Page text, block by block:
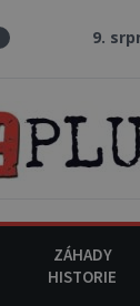
1969 : V Los
ZÁHADY
HISTORIE